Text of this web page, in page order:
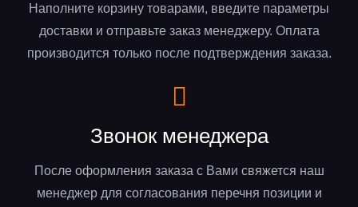
Наполните корзину товарами, введите параметры
доставки и отправьте заказ менеджеру. Оплата
производится только после подтверждения заказа.
Звонок менеджера
После оформления заказа с Вами свяжется наш
менеджер для согласования перечня позиции и